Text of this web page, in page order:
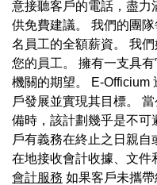
意接聽客戶的電話，盡力
供免費建議。 我們的團
名員工的全額薪資。 我
您的員工。 擁有一支具
機關的期望。 E-Officium
戶發展並實現其目標。
備時，該計劃幾乎是不可
戶有義務在終止之日親
在地接收會計收據、文件
會計服務 如果客戶未攜